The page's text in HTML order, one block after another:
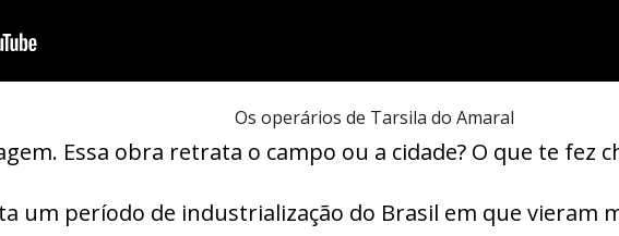
Os operários de Tarsila do Amaral
Essa obra retrata o campo ou a cidade? O que te fez
um período de industrialização do Brasil em que vieram